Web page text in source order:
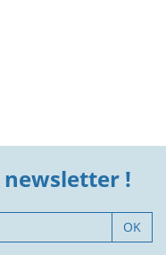
newsletter !
OK